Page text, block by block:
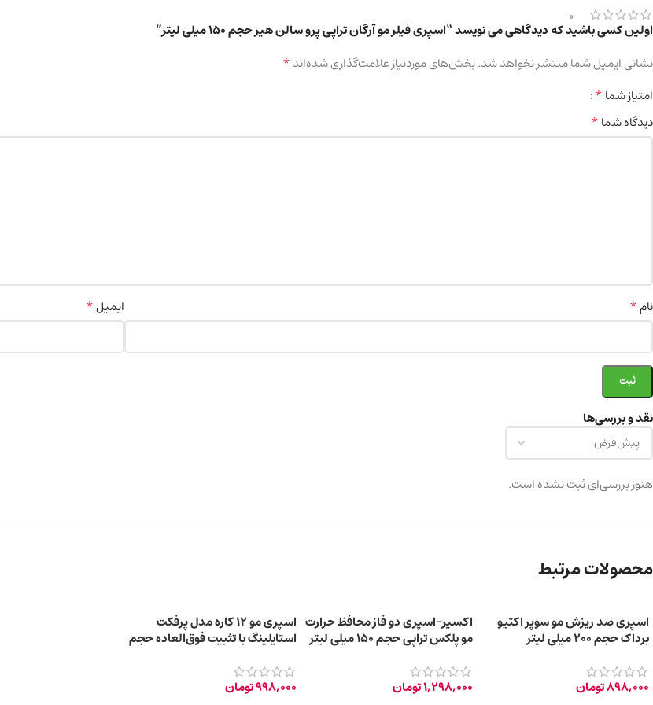
0
نقد و بررسی‌ها
هنوز بررسی‌ای ثبت نشده است.
اولین کسی باشید که دیدگاهی می نویسد “اسپری فیلر مو آرگان تراپی پرو سالن هیر حجم 150 میلی لیتر”
نشانی ایمیل شما منتشر نخواهد شد.بخش‌های موردنیاز علامت‌گذاری شده‌اند*
امتیاز شما*
دیدگاه شما*
نام* ایمیل*
محصولات مرتبط
اسپری ضد ریزش مو سوپر اکتیو
برداک حجم ۲۰۰ میلی لیتر
898,000تومان
اکسیر-اسپری دو فاز محافظ حرارت
مو پلکس تراپی حجم 150 میلی لیتر
1,298,000تومان
اسپری مو ۱۲ کاره مدل پرفکت
استایلینگ با تثبیت فوق‌العاده حجم
998,000تومان